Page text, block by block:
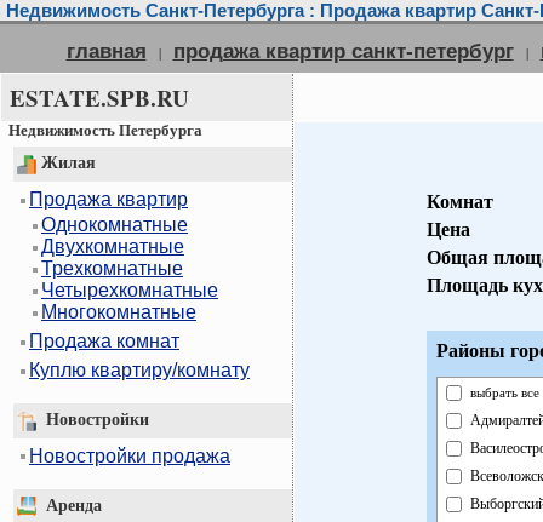
Недвижимость Санкт-Петербурга : Продажа квартир Санкт-
главная | продажа квартир санкт-петербург |
ESTATE.SPB.RU
Недвижимость Петербурга
Жилая
Продажа квартир
Однокомнатные
Двухкомнатные
Трехкомнатные
Четырехкомнатные
Многокомнатные
Продажа комнат
Куплю квартиру/комнату
Новостройки
Новостройки продажа
Аренда
Комнат
Цена
Общая
Площадь
Районы
выбрать все